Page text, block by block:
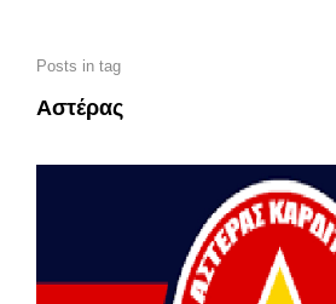
Posts in tag
Αστέρας